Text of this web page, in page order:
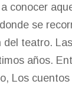
conocer
se
teatro.
años.
Los